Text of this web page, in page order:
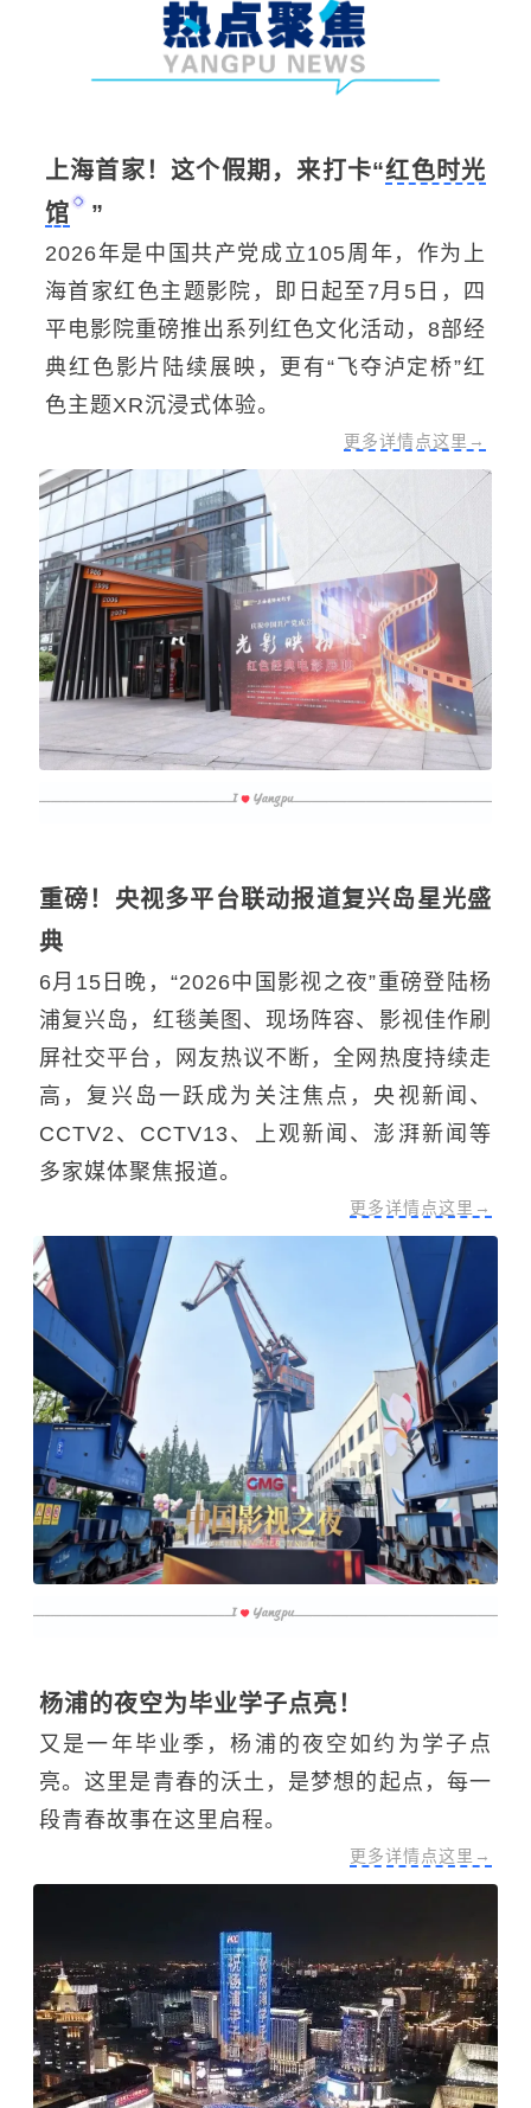
上海首家！这个假期，来打卡“红色时光
馆
”
2026年是中国共产党成立105周年，作为上
海首家红色主题影院，即日起至7月5日，四
平电影院重磅推出系列红色文化活动，8部经
典红色影片陆续展映，更有“飞夺泸定桥”红
色主题XR沉浸式体验。
更多详情点这里→
重磅！央视多平台联动报道复兴岛星光盛
典
6月15日晚，“2026中国影视之夜”重磅登陆杨
浦复兴岛，红毯美图、现场阵容、影视佳作刷
屏社交平台，网友热议不断，全网热度持续走
高，复兴岛一跃成为关注焦点，央视新闻、
CCTV2、CCTV13、上观新闻、澎湃新闻等
多家媒体聚焦报道。
更多详情点这里→
杨浦的夜空为毕业学子点亮！
又是一年毕业季，杨浦的夜空如约为学子点
亮。这里是青春的沃土，是梦想的起点，每一
段青春故事在这里启程。
更多详情点这里→